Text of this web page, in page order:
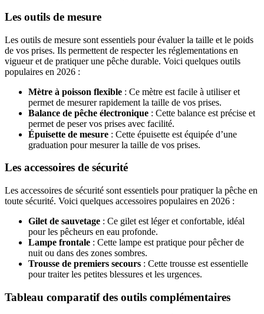
Les outils de mesure
Les outils de mesure sont essentiels pour évaluer la taille et le poids
de vos prises. Ils permettent de respecter les réglementations en
vigueur et de pratiquer une pêche durable. Voici quelques outils
populaires en 2026 :
Mètre à poisson flexible : Ce mètre est facile à utiliser et
permet de mesurer rapidement la taille de vos prises.
Balance de pêche électronique : Cette balance est précise et
permet de peser vos prises avec facilité.
Épuisette de mesure : Cette épuisette est équipée d’une
graduation pour mesurer la taille de vos prises.
Les accessoires de sécurité
Les accessoires de sécurité sont essentiels pour pratiquer la pêche en
toute sécurité. Voici quelques accessoires populaires en 2026 :
Gilet de sauvetage : Ce gilet est léger et confortable, idéal
pour les pêcheurs en eau profonde.
Lampe frontale : Cette lampe est pratique pour pêcher de
nuit ou dans des zones sombres.
Trousse de premiers secours : Cette trousse est essentielle
pour traiter les petites blessures et les urgences.
Tableau comparatif des outils complémentaires